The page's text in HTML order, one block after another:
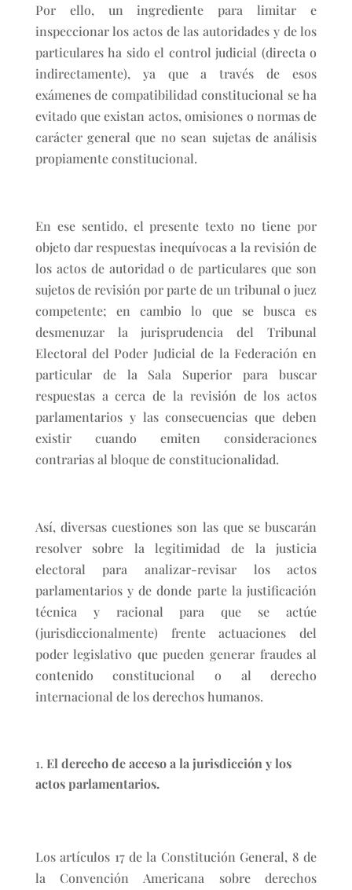
Por ello, un ingrediente para limitar e
inspeccionar los actos de las autoridades y de los
particulares ha sido el control judicial (directa o
indirectamente), ya que a través de esos
exámenes de compatibilidad constitucional se ha
evitado que existan actos, omisiones o normas de
carácter general que no sean sujetas de análisis
propiamente constitucional.
En ese sentido, el presente texto no tiene por
objeto dar respuestas inequívocas a la revisión de
los actos de autoridad o de particulares que son
sujetos de revisión por parte de un tribunal o juez
competente; en cambio lo que se busca es
desmenuzar la jurisprudencia del Tribunal
Electoral del Poder Judicial de la Federación en
particular de la Sala Superior para buscar
respuestas a cerca de la revisión de los actos
parlamentarios y las consecuencias que deben
existir cuando emiten consideraciones
contrarias al bloque de constitucionalidad.
Así, diversas cuestiones son las que se buscarán
resolver sobre la legitimidad de la justicia
electoral para analizar-revisar los actos
parlamentarios y de donde parte la justificación
técnica y racional para que se actúe
(jurisdiccionalmente) frente actuaciones del
poder legislativo que pueden generar fraudes al
contenido constitucional o al derecho
internacional de los derechos humanos.
El derecho de acceso a la jurisdicción y los
actos parlamentarios.
Los artículos 17 de la Constitución General, 8 de
la Convención Americana sobre derechos